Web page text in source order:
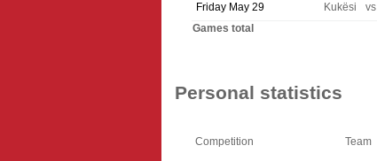
Friday May 29 Kukësi vs
Games total
Personal statistics
Competition Team